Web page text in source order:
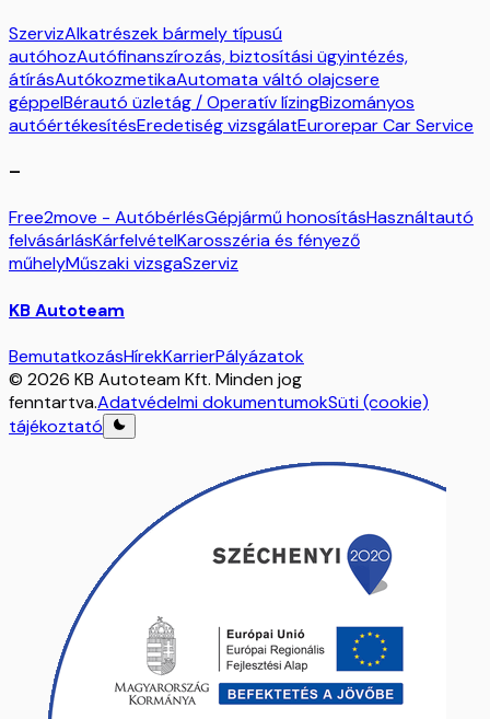
SzervizAlkatrészek bármely típusú
autóhozAutófinanszírozás, biztosítási ügyintézés,
átírásAutókozmetikaAutomata váltó olajcsere
géppelBérautó üzletág / Operatív lízingBizományos
autóértékesítésEredetiség vizsgálatEurorepar Car Service
–
Free2move - AutóbérlésGépjármű honosításHasználtautó
felvásárlásKárfelvételKarosszéria és fényező
műhelyMűszaki vizsgaSzerviz
KB Autoteam
BemutatkozásHírekKarrierPályázatok
© 2026 KB Autoteam Kft. Minden jog
fenntartva.Adatvédelmi dokumentumokSüti (cookie)
tájékoztató